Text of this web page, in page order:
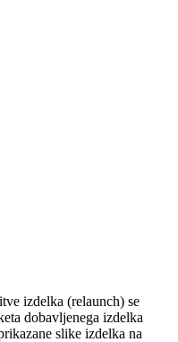
izdelka (relaunch) se
dobavljenega izdelka
slike izdelka na